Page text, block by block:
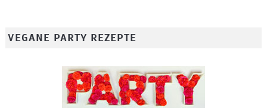
VEGANE PARTY REZEPTE